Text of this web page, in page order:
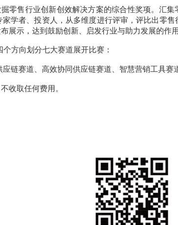
零售行业创新创效解决方案的综合性奖项。汇集
学者、投资人，从多维度进行评审，评比出零
示，达到鼓励创新、启发行业与助力发展的作用
方向划分七大赛道展开比赛：
链赛道、高效协同供应链赛道、智慧营销工具赛
收取任何费用。